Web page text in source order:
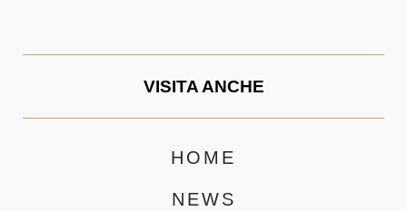
VISITA ANCHE
HOME
NEWS